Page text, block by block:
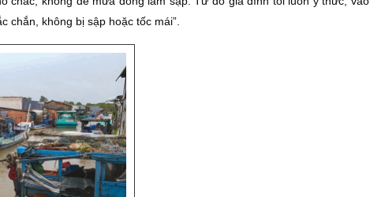
chắn, không bị sập hoặc tốc mái”.